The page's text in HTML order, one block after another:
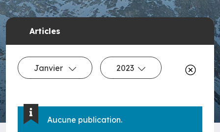
Articles
Janvier 2023
Aucune publication.